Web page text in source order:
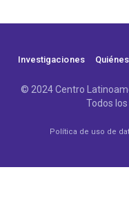
Investigaciones
© 2024 Centro
Todos
Política de uso de